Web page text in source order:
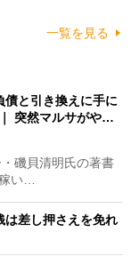
一覧を見る
債と引き換えに手に
突然マルサがや…
磯貝清明氏の著書
い…
差し押さえを免れ